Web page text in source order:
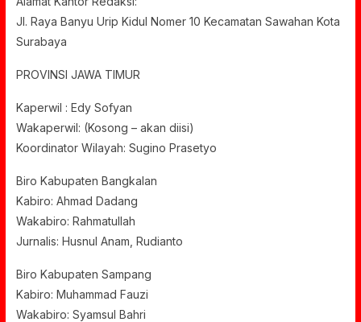
Jl. Raya Banyu Urip Kidul Nomer 10 Kecamatan Sawahan Kota
Surabaya
PROVINSI JAWA TIMUR
Kaperwil : Edy Sofyan
Wakaperwil: (Kosong – akan diisi)
Koordinator Wilayah: Sugino Prasetyo
Biro Kabupaten Bangkalan
Kabiro: Ahmad Dadang
Wakabiro: Rahmatullah
Jurnalis: Husnul Anam, Rudianto
Biro Kabupaten Sampang
Kabiro: Muhammad Fauzi
Wakabiro: Syamsul Bahri